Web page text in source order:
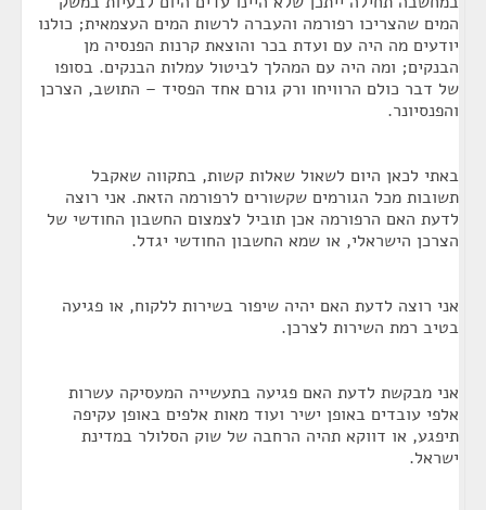
המים שהצריכו רפורמה והעברה לרשות המים העצמאית; כולנו
יודעים מה היה עם ועדת בכר והוצאת קרנות הפנסיה מן
הבנקים; ומה היה עם המהלך לביטול עמלות הבנקים. בסופו
של דבר כולם הרוויחו ורק גורם אחד הפסיד – התושב, הצרכן
והפנסיונר.
באתי לכאן היום לשאול שאלות קשות, בתקווה שאקבל
תשובות מכל הגורמים שקשורים לרפורמה הזאת. אני רוצה
לדעת האם הרפורמה אכן תוביל לצמצום החשבון החודשי של
הצרכן הישראלי, או שמא החשבון החודשי יגדל.
אני רוצה לדעת האם יהיה שיפור בשירות ללקוח, או פגיעה
בטיב רמת השירות לצרכן.
אני מבקשת לדעת האם פגיעה בתעשייה המעסיקה עשרות
אלפי עובדים באופן ישיר ועוד מאות אלפים באופן עקיפה
תיפגע, או דווקא תהיה הרחבה של שוק הסלולר במדינת
ישראל.